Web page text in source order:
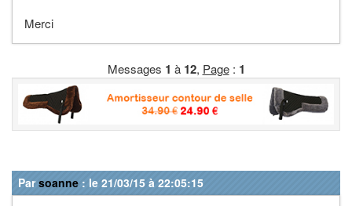
Merci
Messages 1 à 12, Page: 1
Parsoanne : le 21/03/15 à 22:05:15